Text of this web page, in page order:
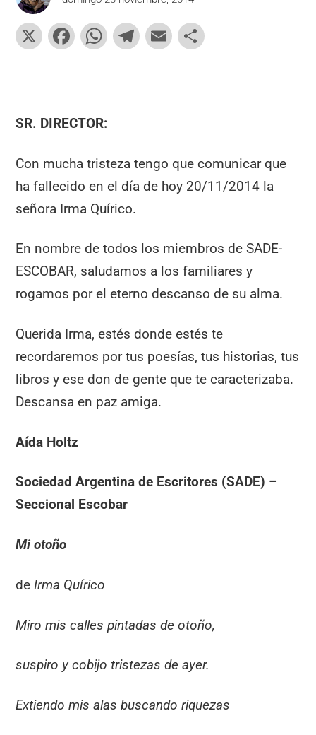
X
F
a
b
o
k
W
h
p
T
el
E
m o
SR. DIRECTOR:
Con mucha tristeza tengo que comunicar que
ha fallecido en el día de hoy 20/11/2014 la
señora Irma Quírico.
En nombre de todos los miembros de SADE-
ESCOBAR, saludamos a los familiares y
rogamos por el eterno descanso de su alma.
Querida Irma, estés donde estés te
recordaremos por tus poesías, tus historias, tus
libros y ese don de gente que te caracterizaba.
Descansa en paz amiga.
Aída Holtz
Sociedad Argentina de Escritores (SADE) –
Seccional Escobar
Mi otoño
de Irma Quírico
Miro mis calles pintadas de otoño,
suspiro y cobijo tristezas de ayer.
Extiendo mis alas buscando riquezas